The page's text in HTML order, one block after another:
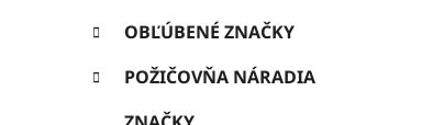
OBĽÚBENÉ ZNAČKY
POŽIČOVŇA NÁRADIA